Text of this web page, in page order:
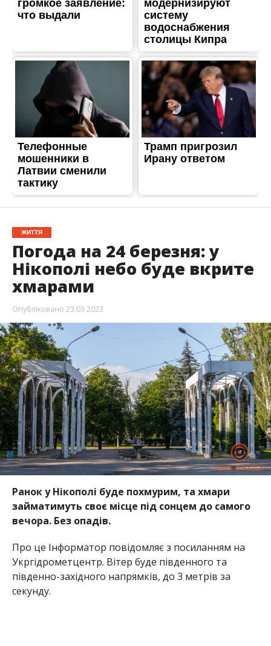
ЖИТТЯ
Погода на 24 березня: у
Нікополі небо буде вкрите
хмарами
Опубліковано 23.03.2023
Ранок у Нікополі буде похмурим, та хмари
займатимуть своє місце під сонцем до самого
вечора. Без опадів.
Про це Інформатор повідомляє з посиланням на
Укргідрометцентр. Вітер буде південного та
південно-західного напрямків, до 3 метрів за
секунду.